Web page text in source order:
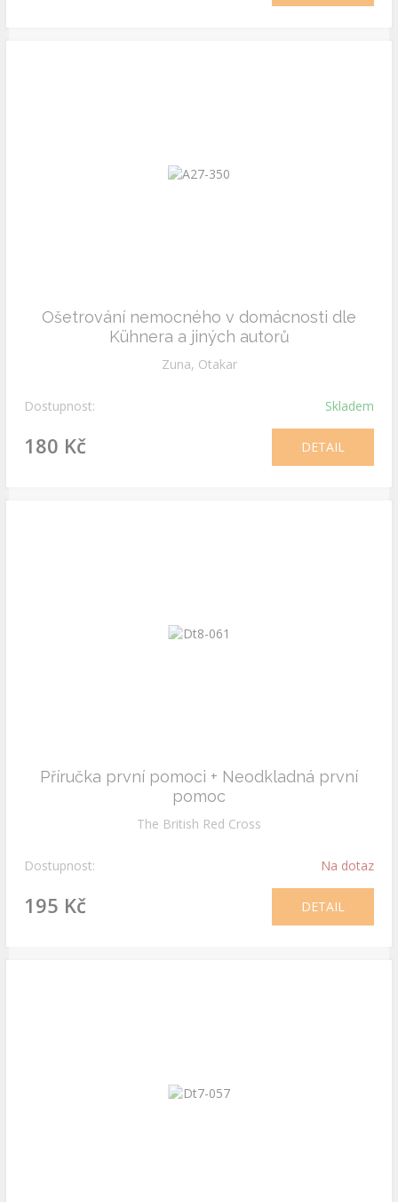
Ošetrování nemocného v domácnosti dle
Kühnera a jiných autorů
Zuna, Otakar
Dostupnost: Skladem
180 Kč DETAIL
Příručka první pomoci + Neodkladná první
pomoc
The British Red Cross
Dostupnost: Na dotaz
195 Kč DETAIL